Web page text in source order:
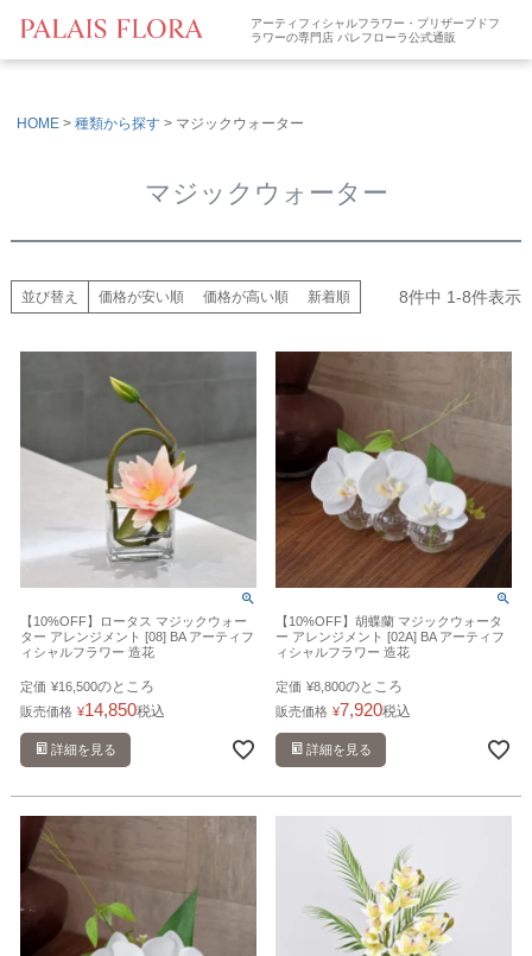
アーティフィシャルフラワー・プリザーブドフ
ラワーの専門店 パレフローラ公式通販
HOME 種類から探す マジックウォーター
マジックウォーター
並び替え 価格が安い順 価格が高い順 新着順 8件中 1-8件表示
【10%OFF】ロータス マジックウォー
ター アレンジメント [08] BA アーティフ
ィシャルフラワー 造花
定価 ¥16,500のところ
販売価格 ¥14,850税込
詳細を見る
【10%OFF】胡蝶蘭 マジックウォータ
ー アレンジメント [02A] BA アーティフ
ィシャルフラワー 造花
定価 ¥8,800のところ
販売価格 ¥7,920税込
詳細を見る